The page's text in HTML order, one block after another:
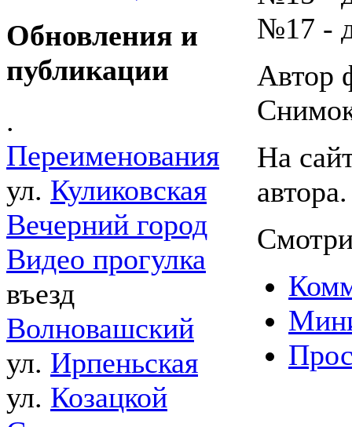
Обновления и
публикации
.
Переименования
ул. Куликовская
Вечерний город
Видео прогулка
въезд
Волновашский
ул. Ирпеньская
ул. Козацкой
№17 -
Автор
На
автора.